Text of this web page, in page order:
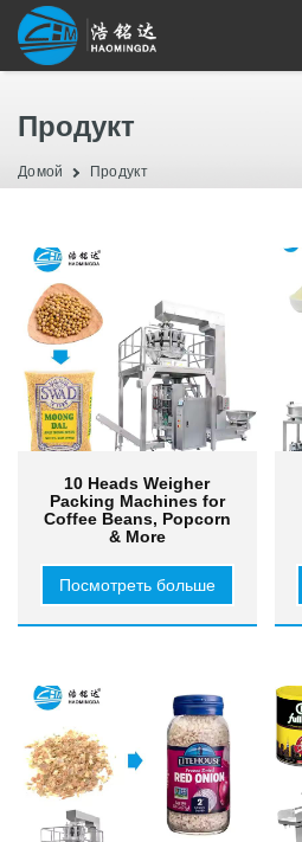
Продукт
Домой Продукт
10 Heads Weigher
Packing Machines for
Coffee Beans, Popcorn
& More
Посмотреть больше